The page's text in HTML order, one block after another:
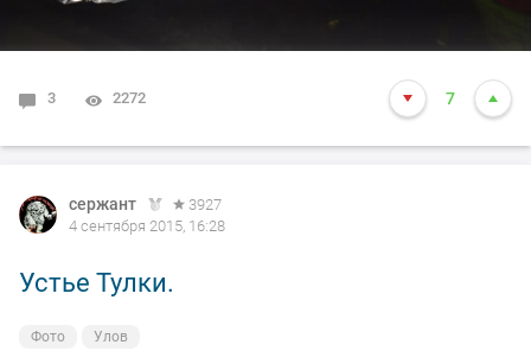
3 2272 7
сержант
3927
4 сентября 2015, 16:28
Устье Тулки.
Фото Улов